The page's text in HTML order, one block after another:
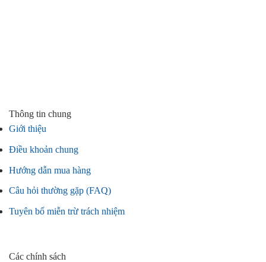
Thông tin chung
Giới thiệu
Điều khoản chung
Hướng dẫn mua hàng
Câu hỏi thường gặp (FAQ)
Tuyên bố miễn trừ trách nhiệm
Các chính sách